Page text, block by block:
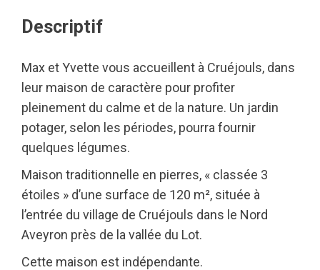
Descriptif
Max et Yvette vous accueillent à Cruéjouls, dans
leur maison de caractère pour profiter
pleinement du calme et de la nature. Un jardin
potager, selon les périodes, pourra fournir
quelques légumes.
Maison traditionnelle en pierres, « classée 3
étoiles » d’une surface de 120 m², située à
l’entrée du village de Cruéjouls dans le Nord
Aveyron près de la vallée du Lot.
Cette maison est indépendante.